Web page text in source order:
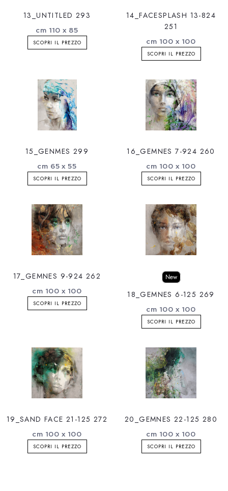
13_UNTITLED 293
cm 110 x 85
SCOPRI IL PREZZO
14_FACESPLASH 13-824
251
cm 100 x 100
SCOPRI IL PREZZO
15_GENMES 299
cm 65 x 55
SCOPRI IL PREZZO
16_GEMNES 7-924 260
cm 100 x 100
SCOPRI IL PREZZO
17_GEMNES 9-924 262
cm 100 x 100
SCOPRI IL PREZZO
New
18_GEMNES 6-125 269
cm 100 x 100
SCOPRI IL PREZZO
19_SAND FACE 21-125 272
cm 100 x 100
SCOPRI IL PREZZO
20_GEMNES 22-125 280
cm 100 x 100
SCOPRI IL PREZZO